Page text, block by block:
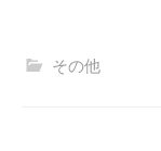
その他